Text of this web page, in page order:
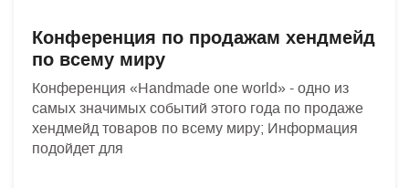
Конференция по продажам хендмейд
по всему миру
Конференция «Handmade one world» - одно из
самых значимых событий этого года по продаже
хендмейд товаров по всему миру; Информация
подойдет для